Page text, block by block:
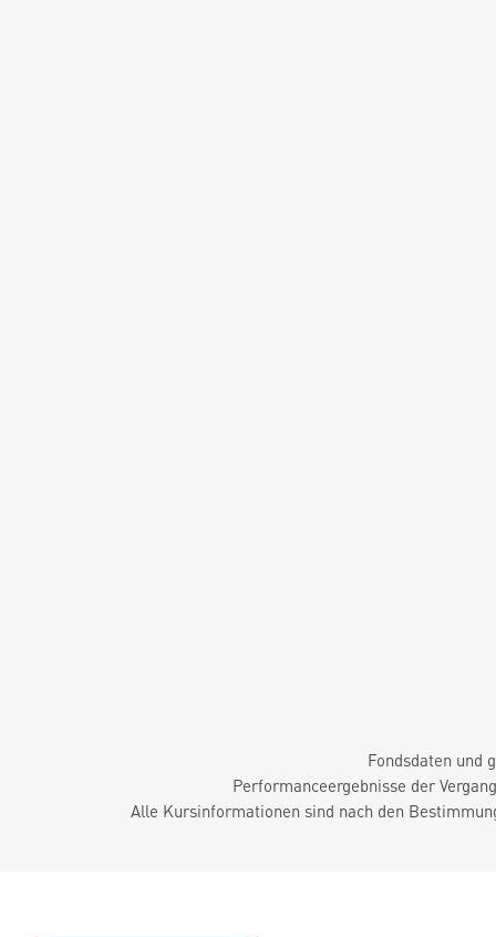
Fondsdaten und
Performanceergebnisse der
Alle Kursinformationen sind nach den